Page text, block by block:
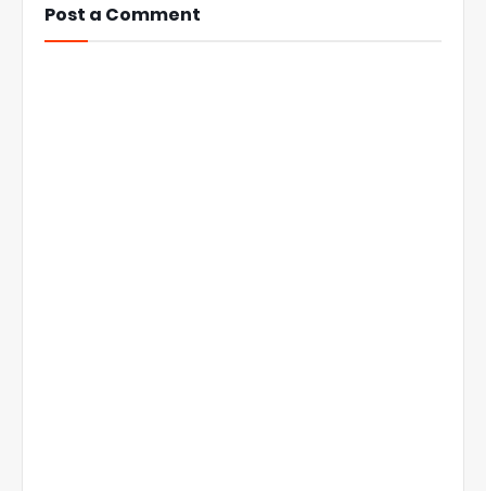
Post a Comment